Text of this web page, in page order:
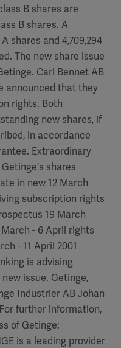
B shares are
B shares. A
shares and 4,709,294
The new share issue
Carl Bennet AB
announced that they
rights. Both
new shares, if
in accordance
Extraordinary
shares
in new 12 March
subscription rights
19 March
- 6 April rights
- 11 April 2001
is advising
issue. Getinge,
Industrier AB Johan
further information,
of Getinge:
is a leading provider